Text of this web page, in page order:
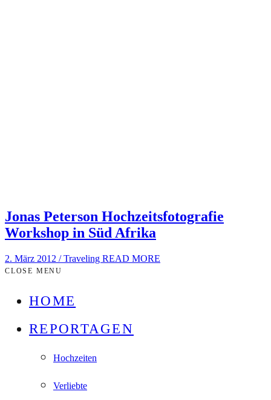
Jonas Peterson Hochzeitsfotografie
Workshop in Süd Afrika
2. März 2012 /Traveling READ MORE
CLOSE MENU
HOME
REPORTAGEN
Hochzeiten
Verliebte